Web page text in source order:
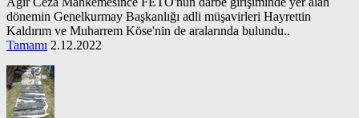
dönemin Genelkurmay Başkanlığı adli müşavirleri Hayrettin
Kaldırım ve Muharrem Köse'nin de aralarında bulundu..
Tamamı 2.12.2022